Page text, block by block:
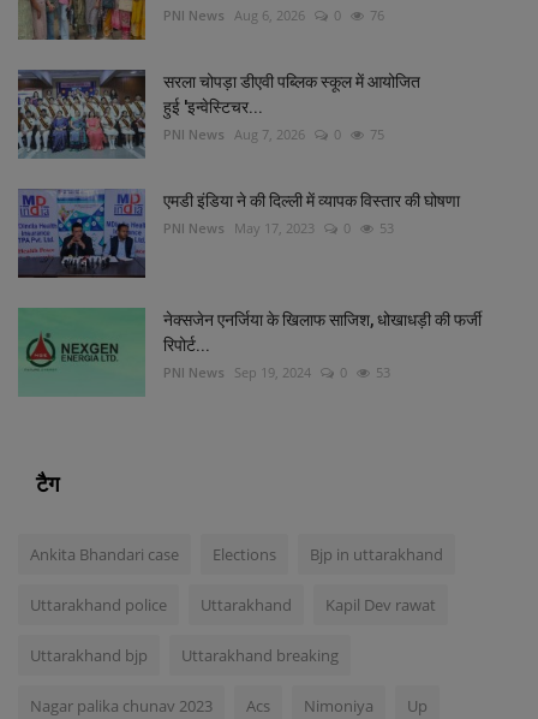
PNI News Aug 6, 2026 0 76
सरला चोपड़ा डीएवी पब्लिक स्कूल में आयोजित
हुई 'इन्वेस्टिचर...
PNI News Aug 7, 2026 0 75
एमडी इंडिया ने की दिल्‍ली में व्‍यापक विस्‍तार की घोषणा
PNI News May 17, 2023 0 53
नेक्सजेन एनर्जिया के खिलाफ साजिश, धोखाधड़ी की फर्जी
रिपोर्ट...
PNI News Sep 19, 2024 0 53
टैग
Ankita Bhandari case Elections Bjp in uttarakhand
Uttarakhand police Uttarakhand Kapil Dev rawat
Uttarakhand bjp Uttarakhand breaking
Nagar palika chunav 2023 Acs Nimoniya Up